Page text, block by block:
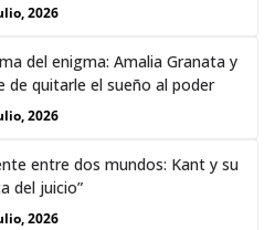
2026
del enigma: Amalia Granata y
de quitarle el sueño al poder
2026
entre dos mundos: Kant y su
del juicio”
2026